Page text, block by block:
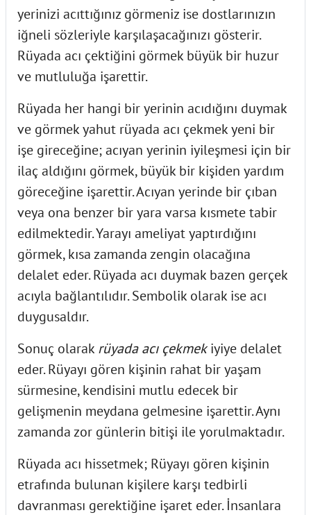
yerinizi acıttığınız görmeniz ise dostlarınızın
iğneli sözleriyle karşılaşacağınızı gösterir.
Rüyada acı çektiğini görmek büyük bir huzur
ve mutluluğa işarettir.
Rüyada her hangi bir yerinin acıdığını duymak
ve görmek yahut rüyada acı çekmek yeni bir
işe gireceğine; acıyan yerinin iyileşmesi için bir
ilaç aldığını görmek, büyük bir kişiden yardım
göreceğine işarettir. Acıyan yerinde bir çıban
veya ona benzer bir yara varsa kısmete tabir
edilmektedir. Yarayı ameliyat yaptırdığını
görmek, kısa zamanda zengin olacağına
delalet eder. Rüyada acı duymak bazen gerçek
acıyla bağlantılıdır. Sembolik olarak ise acı
duygusaldır.
Sonuç olarak rüyada acı çekmekiyiye delalet
eder. Rüyayı gören kişinin rahat bir yaşam
sürmesine, kendisini mutlu edecek bir
gelişmenin meydana gelmesine işarettir. Aynı
zamanda zor günlerin bitişi ile yorulmaktadır.
Rüyada acı hissetmek; Rüyayı gören kişinin
etrafında bulunan kişilere karşı tedbirli
davranması gerektiğine işaret eder. İnsanlara